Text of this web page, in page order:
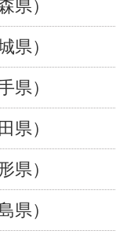
県）
県）
県）
県）
県）
県）